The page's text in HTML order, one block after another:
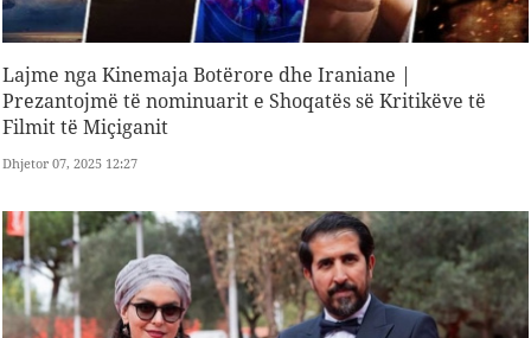
Lajme nga Kinemaja Botërore dhe Iraniane |
Prezantojmë të nominuarit e Shoqatës së Kritikëve të
Filmit të Miçiganit
Dhjetor 07, 2025 12:27